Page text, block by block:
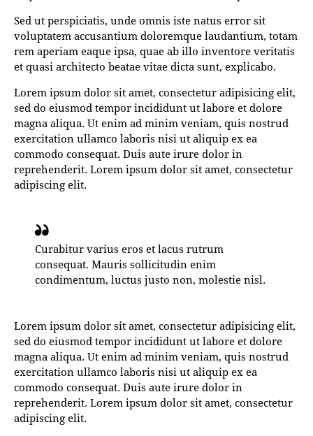
Sed ut perspiciatis, unde omnis iste natus error sit
voluptatem accusantium doloremque laudantium, totam
rem aperiam eaque ipsa, quae ab illo inventore veritatis
et quasi architecto beatae vitae dicta sunt, explicabo.
Lorem ipsum dolor sit amet, consectetur adipisicing elit,
sed do eiusmod tempor incididunt ut labore et dolore
magna aliqua. Ut enim ad minim veniam, quis nostrud
exercitation ullamco laboris nisi ut aliquip ex ea
commodo consequat. Duis aute irure dolor in
reprehenderit. Lorem ipsum dolor sit amet, consectetur
adipiscing elit.
Curabitur varius eros et lacus rutrum
consequat. Mauris sollicitudin enim
condimentum, luctus justo non, molestie nisl.
Lorem ipsum dolor sit amet, consectetur adipisicing elit,
sed do eiusmod tempor incididunt ut labore et dolore
magna aliqua. Ut enim ad minim veniam, quis nostrud
exercitation ullamco laboris nisi ut aliquip ex ea
commodo consequat. Duis aute irure dolor in
reprehenderit. Lorem ipsum dolor sit amet, consectetur
adipiscing elit.